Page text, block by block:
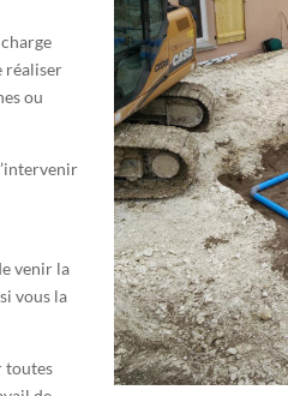
réaliser
ou
venir la
vous la
toutes